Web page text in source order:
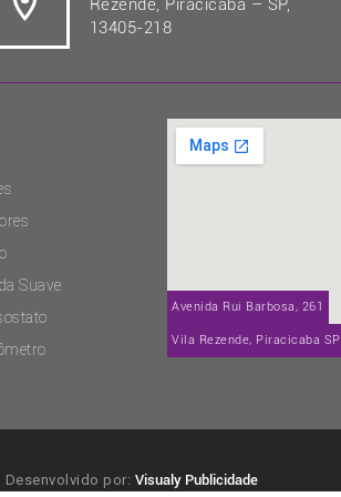
13405-218
Suave
Avenida Rui Barbosa, 261
Vila Rezende, Piracicaba SP
Desenvolvido por: Visualy Publicidade